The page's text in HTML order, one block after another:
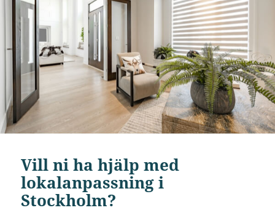
Vill ni ha hjälp med
lokalanpassning i
Stockholm?